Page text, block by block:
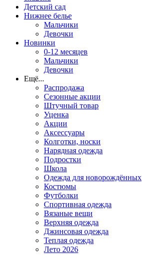
Детский сад
Нижнее белье
Мальчики
Девочки
Новинки
0-12 месяцев
Мальчики
Девочки
Ещё...
Распродажа
Сезонные акции
Штучный товар
Уценка
Акции
Аксессуары
Колготки, носки
Нарядная одежда
Подростки
Школа
Одежда для новорождённых
Костюмы
Футболки
Спортивная одежда
Вязаные вещи
Верхняя одежда
Джинсовая одежда
Теплая одежда
Лето 2026